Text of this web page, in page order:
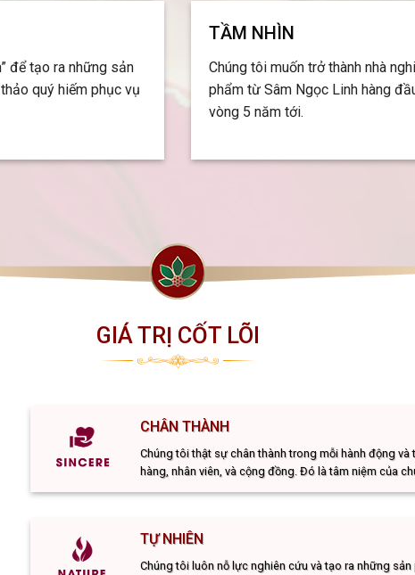
để tạo ra những sản
quý hiếm phục vụ
TẦM NHÌN
Chúng tôi muốn trở thành nhà
phẩm từ Sâm Ngọc Linh hàng
vòng 5 năm tới.
GIÁ TRỊ CỐT LÕI
CHÂN THÀNH
Chúng tôi thật sự chân thành trong mỗi hành động và
hàng, nhân viên, và cộng đồng. Đó là tâm niệm của
TỰ NHIÊN
Chúng tôi luôn nỗ lực nghiên cứu và tạo ra những